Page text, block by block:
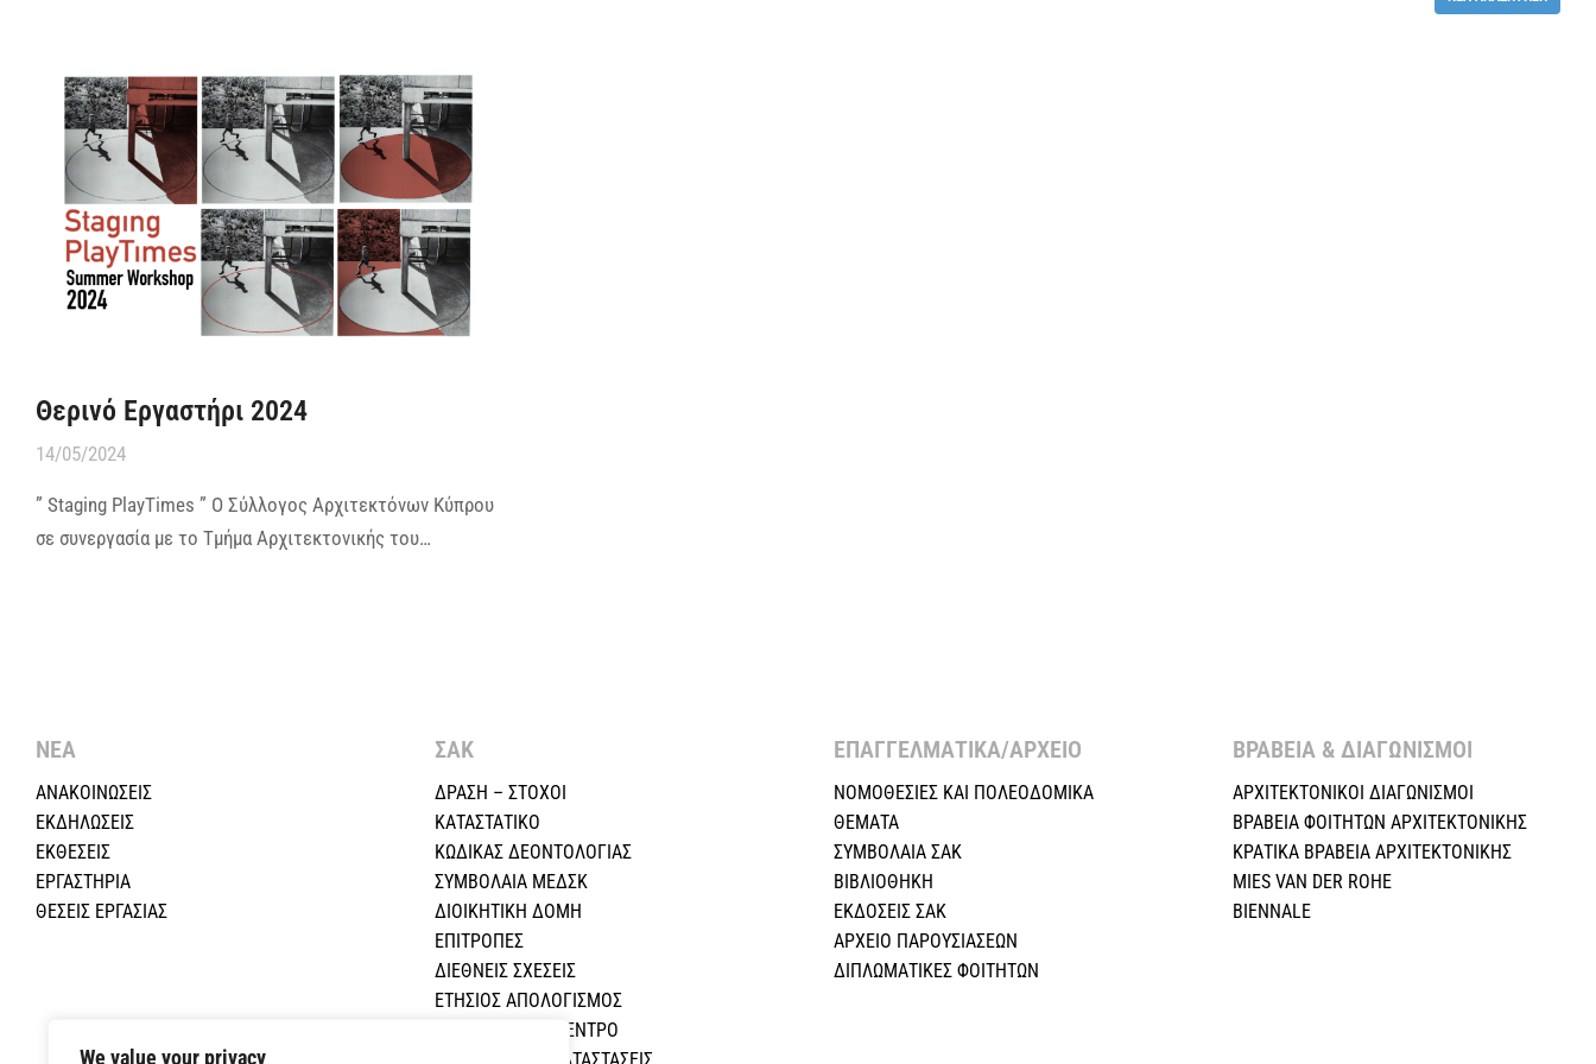
We value your privacy
Θερινό Εργαστήρι 2024
14/05/2024
” Staging PlayΤimes ” Ο Σύλλογος Αρχιτεκτόνων Κύπρου
σε συνεργασία με το Τμήμα Αρχιτεκτονικής του…
ΝΕΑ
ΑΝΑΚΟΙΝΩΣΕΙΣ
ΕΚΔΗΛΩΣΕΙΣ
ΕΚΘΕΣΕΙΣ
ΕΡΓΑΣΤΗΡΙΑ
ΘΕΣΕΙΣ ΕΡΓΑΣΙΑΣ
ΣΑΚ
ΔΡΑΣΗ – ΣΤΟΧΟΙ
ΚΑΤΑΣΤΑΤΙΚΟ
ΚΩΔΙΚΑΣ ΔΕΟΝΤΟΛΟΓΙΑΣ
ΣΥΜΒΟΛΑΙΑ ΜΕΔΣΚ
ΔΙΟΙΚΗΤΙΚΗ ΔΟΜΗ
ΕΠΙΤΡΟΠΕΣ
ΔΙΕΘΝΕΙΣ ΣΧΕΣEIΣ
ΕΤΗΣΙΟΣ ΑΠΟΛΟΓΙΣΜΟΣ
ΕΚΠΑΙΔΕΥΤΙΚΟ ΚΕΝΤΡΟ
ΕΠΑΓΓΕΛΜΑΤΙΚΑ/ΑΡΧΕΙΟ ​
ΝΟΜΟΘΕΣΙΕΣ KAI ΠΟΛΕΟΔΟΜΙΚΑ
ΘΕΜΑΤΑ
ΣΥΜΒΟΛΑΙΑ ΣΑΚ
ΒΙΒΛΙΟΘΗΚΗ
ΕΚΔΟΣΕΙΣ ΣΑΚ
ΑΡΧΕΙΟ ΠΑΡΟΥΣΙΑΣΕΩΝ
ΔΙΠΛΩΜΑΤΙΚΕΣ ΦΟΙΤΗΤΩΝ
ΒΡΑΒΕΙΑ & ΔΙΑΓΩΝΙΣΜΟΙ ​
ΑΡΧΙΤΕΚΤΟΝΙΚΟΙ ΔΙΑΓΩΝΙΣΜΟΙ
ΒΡΑΒΕΙΑ ΦΟΙΤΗΤΩΝ ΑΡΧΙΤΕΚΤΟΝΙΚΗΣ
ΚΡΑΤΙΚΑ ΒΡΑΒΕΙΑ ΑΡΧΙΤΕΚΤΟΝΙΚΗΣ
MIES VAN DER ROHE
BIENNALE